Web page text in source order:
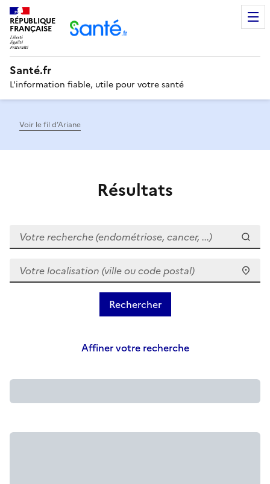
RÉPUBLIQUE
FRANÇAISE
Santé.fr
L'information fiable, utile pour votre santé
Voir le fil d’Ariane
Résultats
Votre recherche (endométriose, cancer, ...)
Votre localisation (ville ou code postal)
Affiner votre recherche